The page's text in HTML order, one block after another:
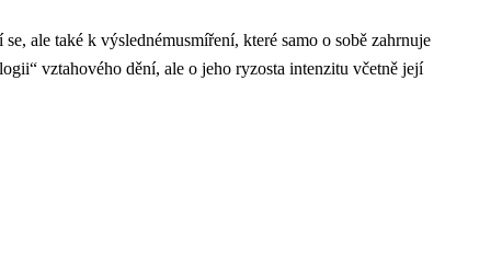
ale také k výslednémusmíření, které samo o sobě zahrnuje
vztahového dění, ale o jeho ryzosta intenzitu včetně její